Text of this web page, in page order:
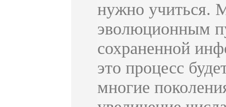
нужно учиться.
эволюционным
сохраненной
это процесс
многие